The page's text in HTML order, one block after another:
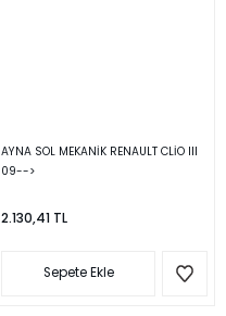
AYNA SOL MEKANİK RENAULT CLİO III
09-->
2.130,41 TL
Sepete Ekle